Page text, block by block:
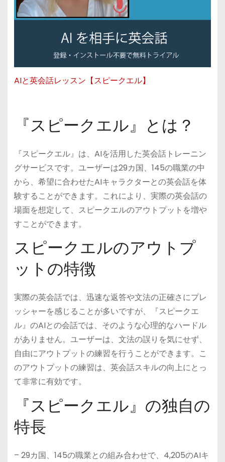
AIと英会話レッスン【スピークエル】
『スピークエル』とは？
『スピークエル』は、AIを活用した英会話トレーニン
グサービスです。ユーザーは29カ国、145の職業の中
から、希望に合わせたAIキャラクターとの英会話を体
験することができます。これにより、実際の英会話の
場面を想定して、スピークエルのアウトプットを増や
すことができます。
スピークエルのアウトプ
ットの特徴
実際の英会話では、迅速な返答や文法の正確さにプレ
ッシャーを感じることが多いですが、『スピークエ
ル』のAIとの会話では、そのような心理的なハードル
がありません。ユーザーは、文法の誤りを気にせず、
自由にアウトプットの練習を行うことができます。こ
のアウトプットの練習は、英会話スキルの向上にとっ
て非常に有効です。
『スピークエル』の独自の
特長
– 29カ国、145の職業との組み合わせで、4,205のAIキ